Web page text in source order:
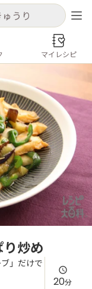
キャンセル
す
新規登録
キャンセル
ンテンツ
もろこし
マイレシピ
炒め
」だけで
20分